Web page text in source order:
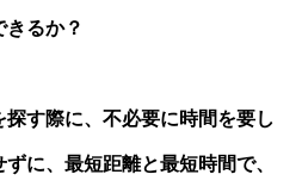
きるか？
す際に、不必要に時間を要し
に、最短距離と最短時間で、